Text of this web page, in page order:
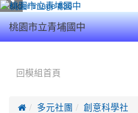
桃園市立青埔國中
回模組首頁
 多元社團 創意科學社